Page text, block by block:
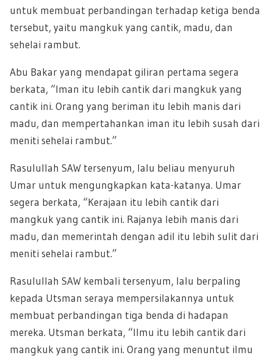
untuk membuat perbandingan terhadap ketiga benda
tersebut, yaitu mangkuk yang cantik, madu, dan
sehelai rambut.
Abu Bakar yang mendapat giliran pertama segera
berkata, “Iman itu lebih cantik dari mangkuk yang
cantik ini. Orang yang beriman itu lebih manis dari
madu, dan mempertahankan iman itu lebih susah dari
meniti sehelai rambut.”
Rasulullah SAW tersenyum, lalu beliau menyuruh
Umar untuk mengungkapkan kata-katanya. Umar
segera berkata, “Kerajaan itu lebih cantik dari
mangkuk yang cantik ini. Rajanya lebih manis dari
madu, dan memerintah dengan adil itu lebih sulit dari
meniti sehelai rambut.”
Rasulullah SAW kembali tersenyum, lalu berpaling
kepada Utsman seraya mempersilakannya untuk
membuat perbandingan tiga benda di hadapan
mereka. Utsman berkata, “Ilmu itu lebih cantik dari
mangkuk yang cantik ini. Orang yang menuntut ilmu